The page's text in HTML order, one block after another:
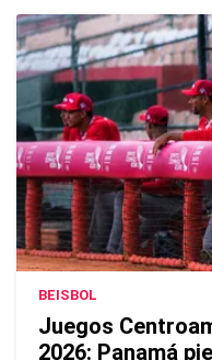
BEISBOL
Juegos
2026: Panamá